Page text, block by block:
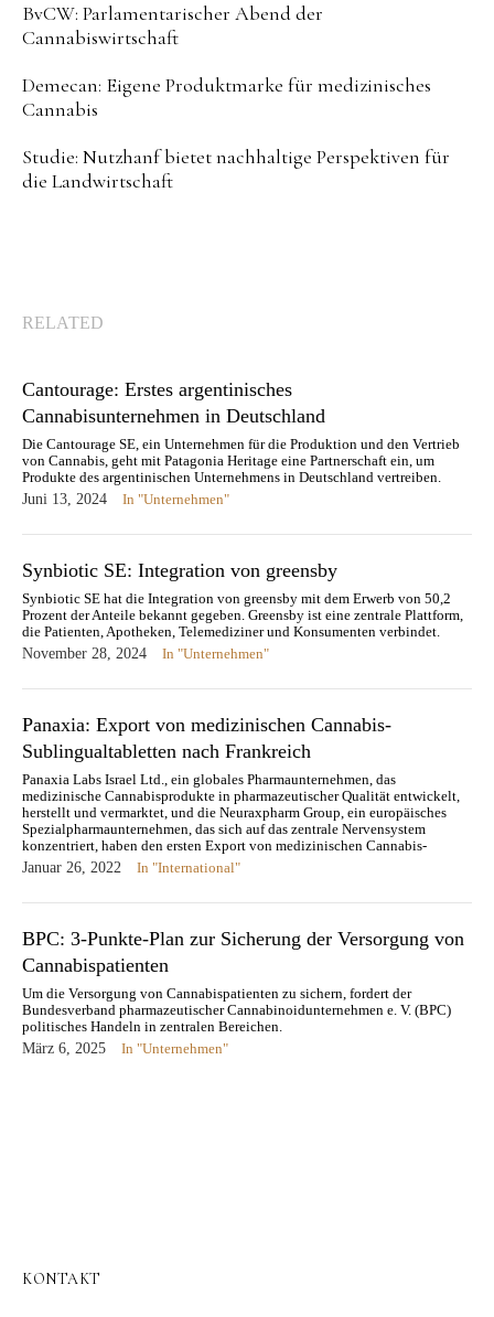
BvCW: Parlamentarischer Abend der
Cannabiswirtschaft
Demecan: Eigene Produktmarke für medizinisches
Cannabis
Studie: Nutzhanf bietet nachhaltige Perspektiven für
die Landwirtschaft
RELATED
Cantourage: Erstes argentinisches
Cannabisunternehmen in Deutschland
Die Cantourage SE, ein Unternehmen für die Produktion und den Vertrieb
von Cannabis, geht mit Patagonia Heritage eine Partnerschaft ein, um
Produkte des argentinischen Unternehmens in Deutschland vertreiben.
Juni 13, 2024
In "Unternehmen"
Synbiotic SE: Integration von greensby
Synbiotic SE hat die Integration von greensby mit dem Erwerb von 50,2
Prozent der Anteile bekannt gegeben. Greensby ist eine zentrale Plattform,
die Patienten, Apotheken, Telemediziner und Konsumenten verbindet.
November 28, 2024
In "Unternehmen"
Panaxia: Export von medizinischen Cannabis-
Sublingualtabletten nach Frankreich
Panaxia Labs Israel Ltd., ein globales Pharmaunternehmen, das
medizinische Cannabisprodukte in pharmazeutischer Qualität entwickelt,
herstellt und vermarktet, und die Neuraxpharm Group, ein europäisches
Spezialpharmaunternehmen, das sich auf das zentrale Nervensystem
konzentriert, haben den ersten Export von medizinischen Cannabis-
Sublingualtabletten aus Israel nach Frankreich bekanntgegeben. Die
Ausfuhr ist Teil eines Programms der…
Januar 26, 2022 In "International"
BPC: 3-Punkte-Plan zur Sicherung der Versorgung von
Cannabispatienten
Um die Versorgung von Cannabispatienten zu sichern, fordert der
Bundesverband pharmazeutischer Cannabinoidunternehmen e. V. (BPC)
politisches Handeln in zentralen Bereichen.
März 6, 2025
In "Unternehmen"
KONTAKT